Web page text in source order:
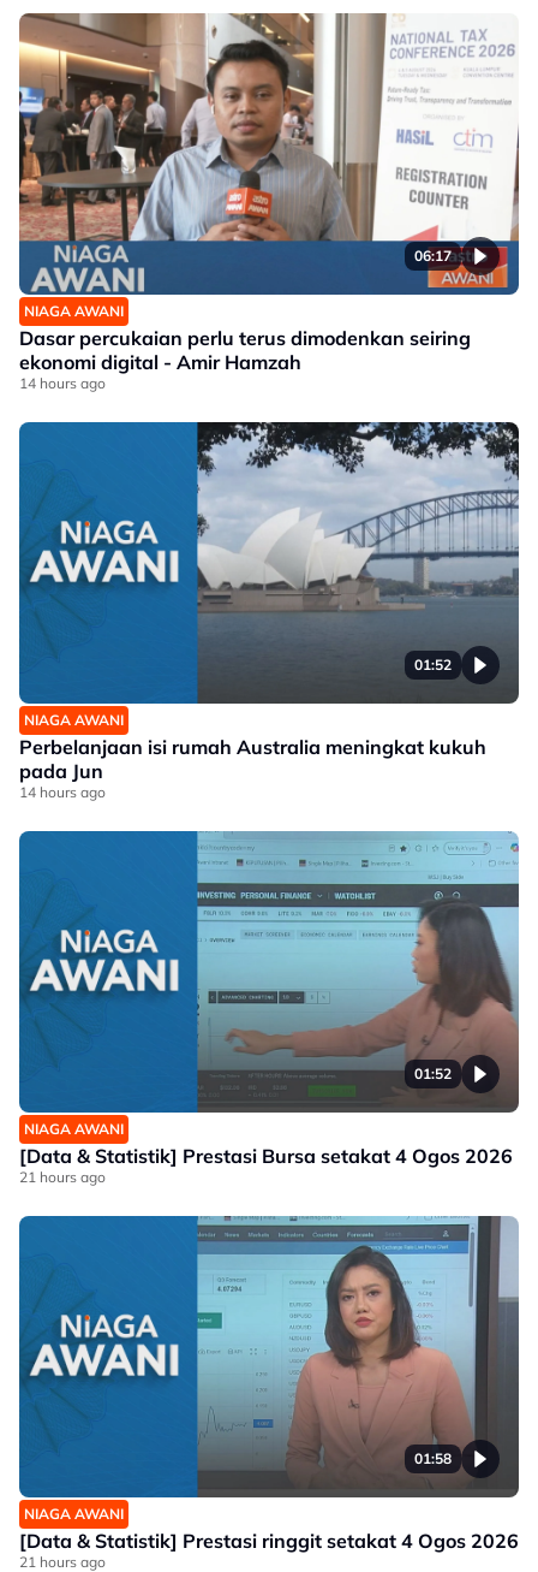
06:17
NIAGA AWANI
Dasar percukaian perlu terus dimodenkan seiring
ekonomi digital - Amir Hamzah
14 hours ago
01:52
NIAGA AWANI
Perbelanjaan isi rumah Australia meningkat kukuh
pada Jun
14 hours ago
01:52
NIAGA AWANI
[Data & Statistik] Prestasi Bursa setakat 4 Ogos 2026
21 hours ago
01:58
NIAGA AWANI
[Data & Statistik] Prestasi ringgit setakat 4 Ogos 2026
21 hours ago